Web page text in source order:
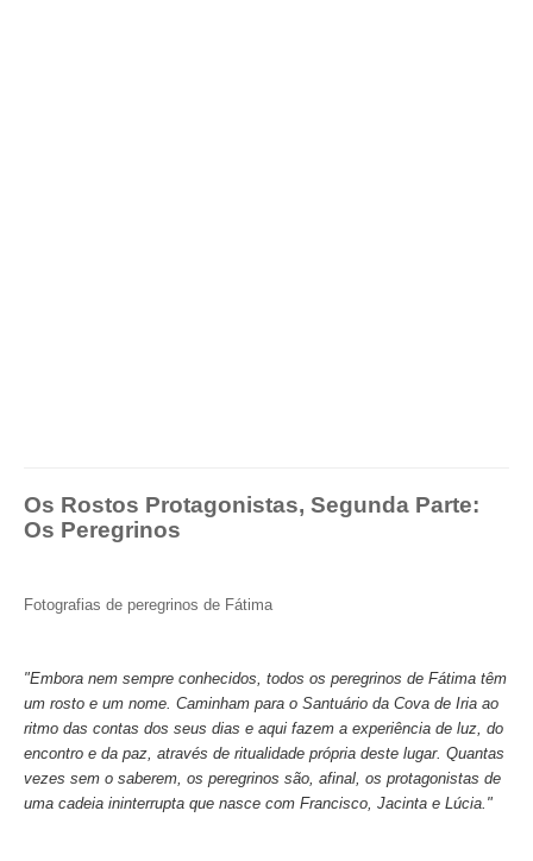
Os Rostos Protagonistas, Segunda Parte:
Os Peregrinos
Fotografias de peregrinos de Fátima
"Embora nem sempre conhecidos, todos os peregrinos de Fátima têm
um rosto e um nome. Caminham para o Santuário da Cova de Iria ao
ritmo das contas dos seus dias e aqui fazem a experiência de luz, do
encontro e da paz, através de ritualidade própria deste lugar. Quantas
vezes sem o saberem, os peregrinos são, afinal, os protagonistas de
uma cadeia ininterrupta que nasce com Francisco, Jacinta e Lúcia."